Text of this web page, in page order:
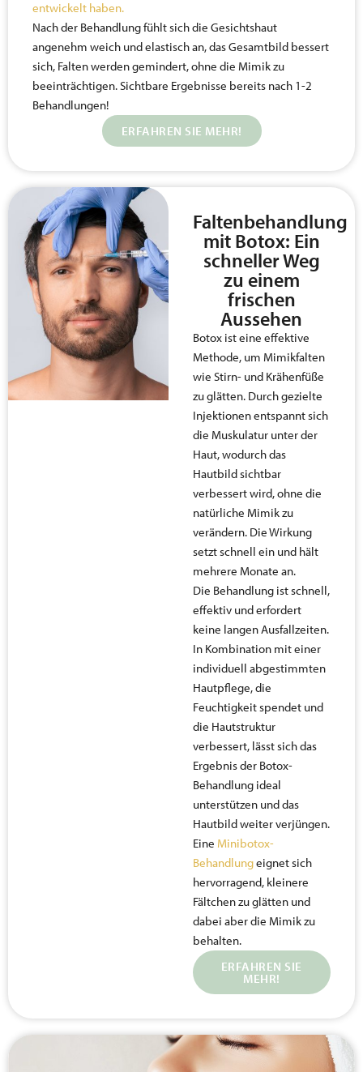
entwickelt haben.
Nach der Behandlung fühlt sich die Gesichtshaut
angenehm weich und elastisch an, das Gesamtbild bessert
sich, Falten werden gemindert, ohne die Mimik zu
beeinträchtigen. Sichtbare Ergebnisse bereits nach 1-2
Behandlungen!
ERFAHREN SIE MEHR!
Faltenbehandlung
mit Botox: Ein
schneller Weg
zu einem
frischen
Aussehen
Botox ist eine effektive
Methode, um Mimikfalten
wie Stirn- und Krähenfüße
zu glätten. Durch gezielte
Injektionen entspannt sich
die Muskulatur unter der
Haut, wodurch das
Hautbild sichtbar
verbessert wird, ohne die
natürliche Mimik zu
verändern. Die Wirkung
setzt schnell ein und hält
mehrere Monate an.
Die Behandlung ist schnell,
effektiv und erfordert
keine langen Ausfallzeiten.
In Kombination mit einer
individuell abgestimmten
Hautpflege, die
Feuchtigkeit spendet und
die Hautstruktur
verbessert, lässt sich das
Ergebnis der Botox-
Behandlung ideal
unterstützen und das
Hautbild weiter verjüngen.
Eine Minibotox-
Behandlungeignet sich
hervorragend, kleinere
Fältchen zu glätten und
dabei aber die Mimik zu
behalten.
ERFAHREN SIE
MEHR!